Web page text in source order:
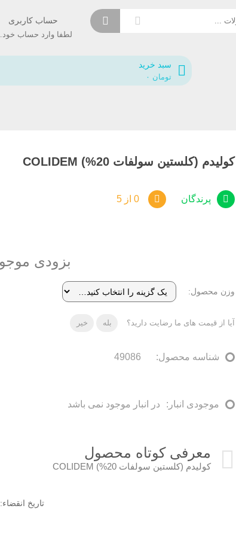
حساب کاربری
لطفا
سبد خرید
۰ تومان
کولیدم (کلستین سولفات 20%) COLIDEM
پرندگان 0 از 5
بزودی
وزن محصول
آیا از قیمت های ما رضایت دارید؟ بله خیر
شناسه محصول: 49086
موجودی انبار: در انبار موجود نمی باشد
معرفی کوتاه محصول
کولیدم (کلستین سولفات 20%) COLIDEM
تاریخ انقضاء: 2023/